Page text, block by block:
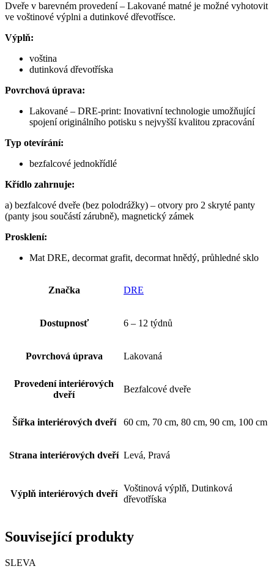
Dveře v barevném provedení – Lakované matné je možné vyhotovit
ve voštinové výplni a dutinkové dřevotřísce.
Výplň:
voština
dutinková dřevotříska
Povrchová úprava:
Lakované – DRE-print: Inovativní technologie umožňující
spojení originálního potisku s nejvyšší kvalitou zpracování
Typ otevírání:
bezfalcové jednokřídlé
Křídlo zahrnuje:
a) bezfalcové dveře (bez polodrážky) – otvory pro 2 skryté panty
(panty jsou součástí zárubně), magnetický zámek
Prosklení:
Mat DRE, decormat grafit, decormat hnědý, průhledné sklo
Značka DRE
Dostupnosť 6 – 12 týdnů
Povrchová úprava Lakovaná
Provedení interiérových
dveří
Bezfalcové dveře
Šířka interiérových dveří 60 cm, 70 cm, 80 cm, 90 cm, 100 cm
Strana interiérových dveří Levá, Pravá
Výplň interiérových dveří
Voštinová výplň, Dutinková
dřevotříska
Související produkty
SLEVA